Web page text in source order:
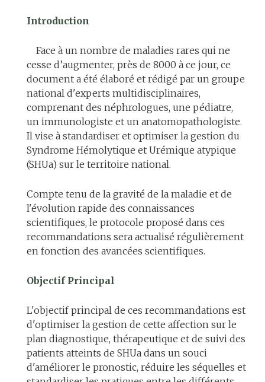
Introduction
Face à un nombre de maladies rares qui ne
cesse d’augmenter, près de 8000 à ce jour, ce
document a été élaboré et rédigé par un groupe
national d'experts multidisciplinaires,
comprenant des néphrologues, une pédiatre,
un immunologiste et un anatomopathologiste.
Il vise à standardiser et optimiser la gestion du
Syndrome Hémolytique et Urémique atypique
(SHUa) sur le territoire national.
Compte tenu de la gravité de la maladie et de
l'évolution rapide des connaissances
scientifiques, le protocole proposé dans ces
recommandations sera actualisé régulièrement
en fonction des avancées scientifiques.
Objectif Principal
L'objectif principal de ces recommandations est
d'optimiser la gestion de cette affection sur le
plan diagnostique, thérapeutique et de suivi des
patients atteints de SHUa dans un souci
d'améliorer le pronostic, réduire les séquelles et